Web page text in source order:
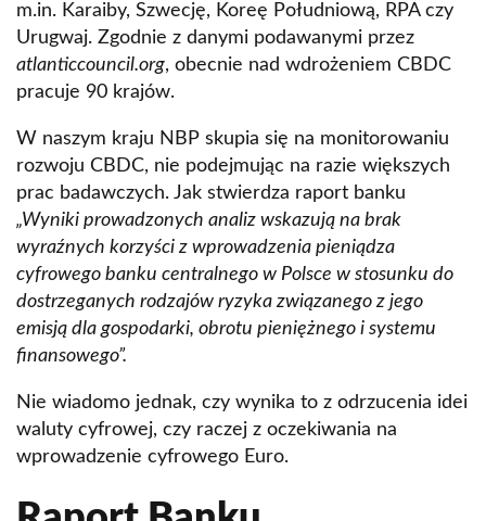
m.in. Karaiby, Szwecję, Koreę Południową, RPA czy
Urugwaj. Zgodnie z danymi podawanymi przez
atlanticcouncil.org, obecnie nad wdrożeniem CBDC
pracuje 90 krajów.
W naszym kraju NBP skupia się na monitorowaniu
rozwoju CBDC, nie podejmując na razie większych
prac badawczych. Jak stwierdza raport banku
„Wyniki prowadzonych analiz wskazują na brak
wyraźnych korzyści z wprowadzenia pieniądza
cyfrowego banku centralnego w Polsce w stosunku do
dostrzeganych rodzajów ryzyka związanego z jego
emisją dla gospodarki, obrotu pieniężnego i systemu
finansowego”.
Nie wiadomo jednak, czy wynika to z odrzucenia idei
waluty cyfrowej, czy raczej z oczekiwania na
wprowadzenie cyfrowego Euro.